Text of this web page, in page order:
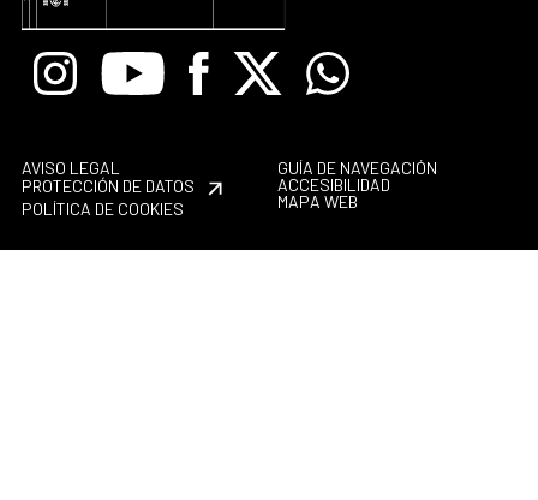
InstagramYoutube Facebook
X Whatsapp
AVISO LEGAL
PROTECCIÓN DE DATOS
POLÍTICA DE COOKIES
GUÍA DE NAVEGACIÓN
ACCESIBILIDAD
MAPA WEB